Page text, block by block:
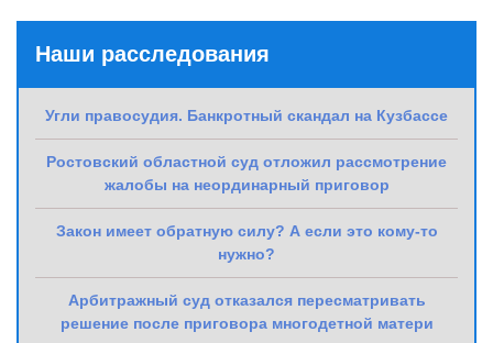
Наши расследования
Угли правосудия. Банкротный скандал на Кузбассе
Ростовский областной суд отложил рассмотрение
жалобы на неординарный приговор
Закон имеет обратную силу? А если это кому-то
нужно?
Арбитражный суд отказался пересматривать
решение после приговора многодетной матери